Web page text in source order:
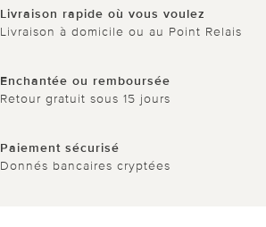
Livraison rapide où vous voulez
Livraison à domicile ou au Point Relais
Enchantée ou remboursée
Retour gratuit sous 15 jours
Paiement sécurisé
Donnés bancaires cryptées